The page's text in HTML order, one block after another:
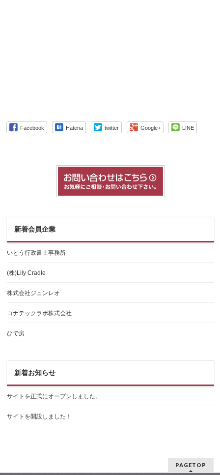
Facebook Hatena twitter Google+ LINE
新着会員企業
いとう行政書士事務所
(株)Lily Cradle
株式会社ジュンレオ
コナテックラボ株式会社
ひで房
新着お知らせ
サイトを正式にオープンしました。
サイトを開設しました！
PAGETOP